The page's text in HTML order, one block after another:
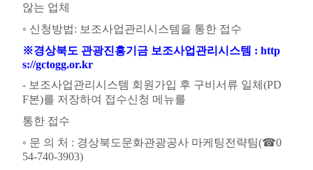
않는 업체
◦ 신청방법: 보조사업관리시스템을 통한 접수
※경상북도 관광진흥기금 보조사업관리시스템 : http
s://gctogg.or.kr
- 보조사업관리시스템 회원가입 후 구비서류 일체 (PD
F본)를 저장하여 접수신청 메뉴를
통한 접수
◦ 문 의 처 : 경상북도문화관광공사 마케팅전략팀(☎0
54-740-3903)